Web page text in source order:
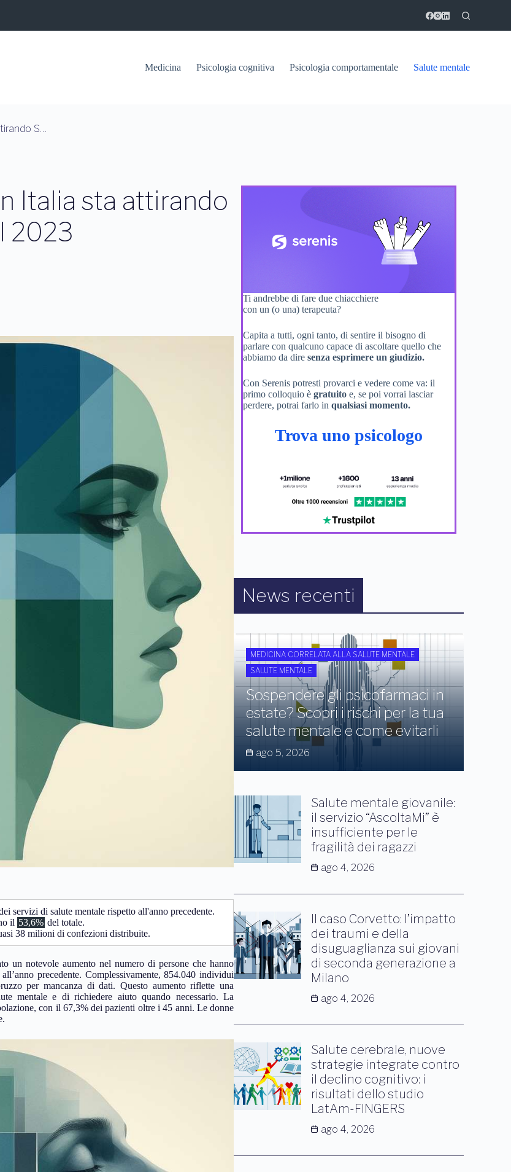
Medicina Psicologia cognitiva Psicologia comportamentale Salute mentale
Perché La Salute Mentale In Italia Sta Attirando Sempre Più Attenzione Nel 2023
Italia sta attirando
2023
servizi di salute mentale rispetto all'anno precedente.
il 53,6% del totale.
38 milioni di confezioni distribuite.
un notevole aumento nel numero di persone che hanno
precedente. Complessivamente, 854.040 individui
per mancanza di dati. Questo aumento riflette una
mentale e di richiedere aiuto quando necessario. La
con il 67,3% dei pazienti oltre i 45 anni. Le donne
Ti andrebbe di fare due chiacchiere
con un (o una) terapeuta?
Capita a tutti, ogni tanto, di sentire il bisogno di
parlare con qualcuno capace di ascoltare quello che
abbiamo da diresenza esprimere un giudizio.
Con Serenis potresti provarci e vedere come va: il
primo colloquio ègratuito e, se poi vorrai lasciar
perdere, potrai farlo inqualsiasi momento.
Trova uno psicologo
News recenti
MEDICINA CORRELATA ALLA SALUTE MENTALE
SALUTE MENTALE
Sospendere gli psicofarmaci in
estate? Scopri i rischi per la tua
salute mentale e come evitarli
ago 5, 2026
Salute mentale giovanile:
il servizio “AscoltaMi” è
insufficiente per le
fragilità dei ragazzi
ago 4, 2026
Il caso Corvetto: l’impatto
dei traumi e della
disuguaglianza sui giovani
di seconda generazione a
Milano
ago 4, 2026
Salute cerebrale, nuove
strategie integrate contro
il declino cognitivo: i
risultati dello studio
LatAm-FINGERS
ago 4, 2026